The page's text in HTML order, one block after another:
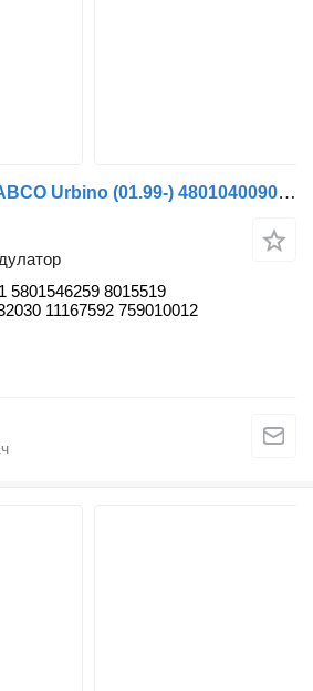
EBS модулатор WABCO Urbino (01.99-) 4801040090 за автобус Solaris Urbino, Alpino, Vacanza (1999-)
5801546259 8015519
11167592 759010012